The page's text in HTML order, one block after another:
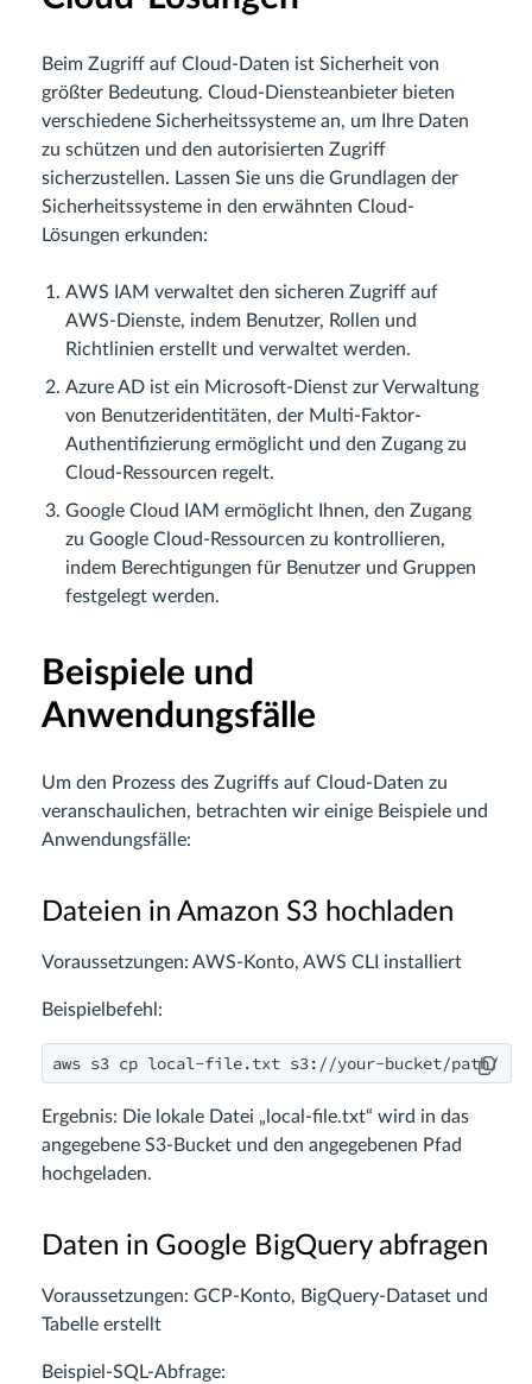
Beim Zugriff auf Cloud-Daten ist Sicherheit von
größter Bedeutung. Cloud-Diensteanbieter bieten
verschiedene Sicherheitssysteme an, um Ihre Daten
zu schützen und den autorisierten Zugriff
sicherzustellen. Lassen Sie uns die Grundlagen der
Sicherheitssysteme in den erwähnten Cloud-
Lösungen erkunden:
AWS IAM verwaltet den sicheren Zugriff auf
AWS-Dienste, indem Benutzer, Rollen und
Richtlinien erstellt und verwaltet werden.
Azure AD ist ein Microsoft-Dienst zur Verwaltung
von Benutzeridentitäten, der Multi-Faktor-
Authentifizierung ermöglicht und den Zugang zu
Cloud-Ressourcen regelt.
Google Cloud IAM ermöglicht Ihnen, den Zugang
zu Google Cloud-Ressourcen zu kontrollieren,
indem Berechtigungen für Benutzer und Gruppen
festgelegt werden.
Beispiele und
Anwendungsfälle
Um den Prozess des Zugriffs auf Cloud-Daten zu
veranschaulichen, betrachten wir einige Beispiele und
Anwendungsfälle:
Dateien in Amazon S3 hochladen
Voraussetzungen: AWS-Konto, AWS CLI installiert
Beispielbefehl:
aws s3 cp local-file.txt s3://your-bucket/path/
Ergebnis: Die lokale Datei „local-file.txt“ wird in das
angegebene S3-Bucket und den angegebenen Pfad
hochgeladen.
Daten in Google BigQuery abfragen
Voraussetzungen: GCP-Konto, BigQuery-Dataset und
Tabelle erstellt
Beispiel-SQL-Abfrage: